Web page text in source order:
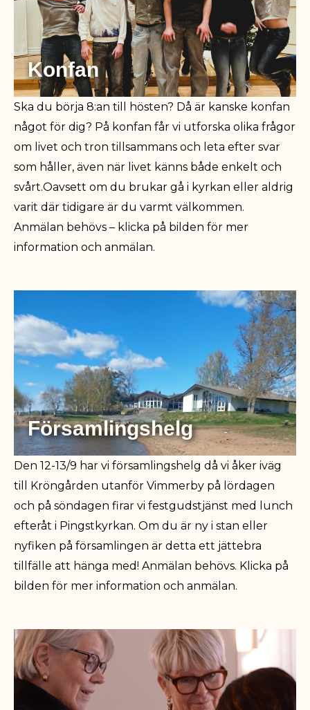
Konfan
Ska du börja 8:an till hösten? Då är kanske konfan
något för dig? På konfan får vi utforska olika frågor
om livet och tron tillsammans och leta efter svar
som håller, även när livet känns både enkelt och
svårt.Oavsett om du brukar gå i kyrkan eller aldrig
varit där tidigare är du varmt välkommen.
Anmälan behövs – klicka på bilden för mer
information och anmälan.
Församlingshelg
Den 12-13/9 har vi församlingshelg då vi åker iväg
till Kröngården utanför Vimmerby på lördagen
och på söndagen firar vi festgudstjänst med lunch
efteråt i Pingstkyrkan. Om du är ny i stan eller
nyfiken på församlingen är detta ett jättebra
tillfälle att hänga med! Anmälan behövs. Klicka på
bilden för mer information och anmälan.